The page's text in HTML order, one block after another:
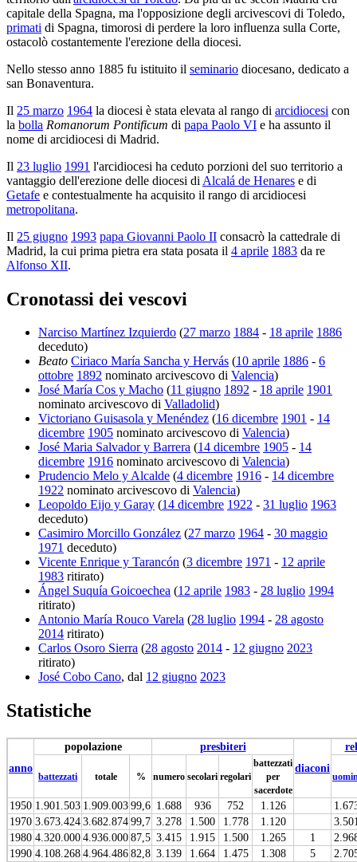
capitale della Spagna, ma l'opposizione degli arcivescovi di Toledo,
primati di Spagna, timorosi di perdere la loro influenza sulla Corte,
ostacolò costantemente l'erezione della diocesi.
Nello stesso anno 1885 fu istituito il seminario diocesano, dedicato a
san Bonaventura.
Il 25 marzo 1964 la diocesi è stata elevata al rango di arcidiocesi con
la bolla Romanorum Pontificum di papa Paolo VI e ha assunto il
nome di arcidiocesi di Madrid.
Il 23 luglio 1991 l'arcidiocesi ha ceduto porzioni del suo territorio a
vantaggio dell'erezione delle diocesi di Alcalá de Henares e di
Getafe e contestualmente ha acquisito il rango di arcidiocesi
metropolitana.
Il 25 giugno 1993 papa Giovanni Paolo II consacrò la cattedrale di
Madrid, la cui prima pietra era stata posata il 4 aprile 1883 da re
Alfonso XII.
Cronotassi dei vescovi
Narciso Martínez Izquierdo (27 marzo 1884 - 18 aprile 1886
deceduto)
Beato Ciriaco María Sancha y Hervás (10 aprile 1886 - 6
ottobre 1892 nominato arcivescovo di Valencia)
José María Cos y Macho (11 giugno 1892 - 18 aprile 1901
nominato arcivescovo di Valladolid)
Victoriano Guisasola y Menéndez (16 dicembre 1901 - 14
dicembre 1905 nominato arcivescovo di Valencia)
José Maria Salvador y Barrera (14 dicembre 1905 - 14
dicembre 1916 nominato arcivescovo di Valencia)
Prudencio Melo y Alcalde (4 dicembre 1916 - 14 dicembre
1922 nominato arcivescovo di Valencia)
Leopoldo Eijo y Garay (14 dicembre 1922 - 31 luglio 1963
deceduto)
Casimiro Morcillo González (27 marzo 1964 - 30 maggio
1971 deceduto)
Vicente Enrique y Tarancón (3 dicembre 1971 - 12 aprile
1983 ritirato)
Ángel Suquía Goicoechea (12 aprile 1983 - 28 luglio 1994
ritirato)
Antonio María Rouco Varela (28 luglio 1994 - 28 agosto
2014 ritirato)
Carlos Osoro Sierra (28 agosto 2014 - 12 giugno 2023
ritirato)
José Cobo Cano, dal 12 giugno 2023
Statistiche
anno
popolazione
presbiteri
diaconi
battezzati totale % numero secolari regolari
battezzati
per
sacerdote
1950 1.901.503 1.909.00399,6 1.688 936 752 1.126
1970 3.673.4243.682.87499,7 3.278 1.500 1.778 1.120
1980 4.320.0004.936.00087,5 3.415 1.915 1.500 1.265 1
1990 4.108.2684.964.48682,8 3.139 1.664 1.475 1.308 5